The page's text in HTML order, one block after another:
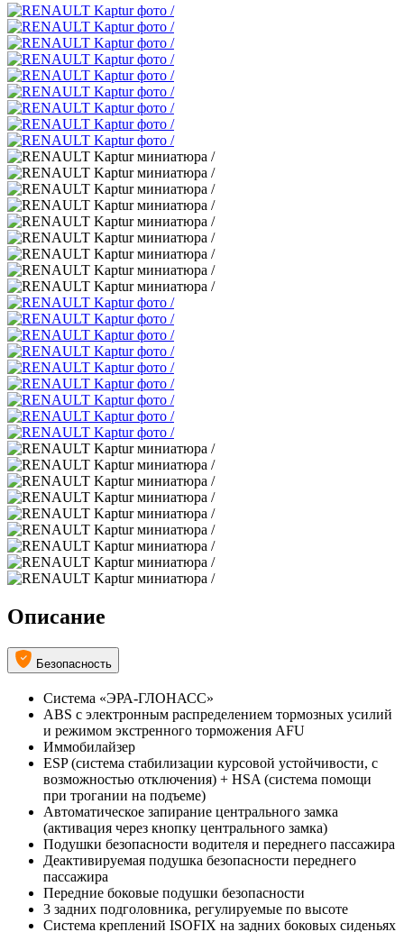
Описание
Безопасность
Система «ЭРА-ГЛОНАСС»
ABS с электронным распределением тормозных усилий
и режимом экстренного торможения AFU
Иммобилайзер
ESP (система стабилизации курсовой устойчивости, c
возможностью отключения) + HSA (система помощи
при трогании на подъеме)
Автоматическое запирание центрального замка
(активация через кнопку центрального замка)
Подушки безопасности водителя и переднего пассажира
Деактивируемая подушка безопасности переднего
пассажира
Передние боковые подушки безопасности
3 задних подголовника, регулируемые по высоте
Система креплений ISOFIX на задних боковых сиденьях